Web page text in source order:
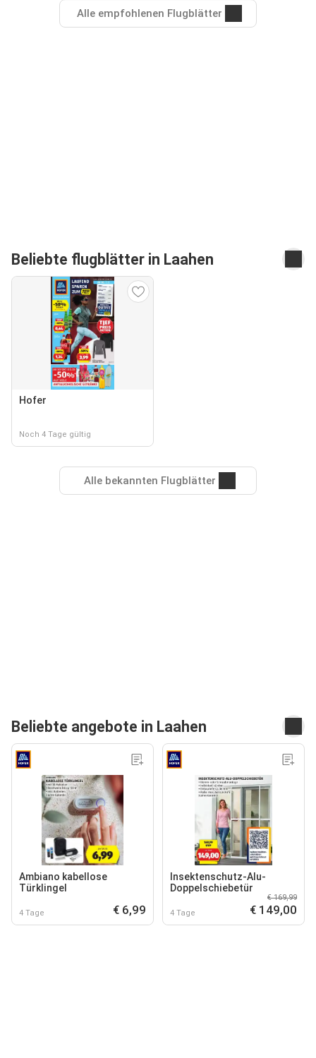
Alle empfohlenen Flugblätter
Beliebte flugblätter in Laahen
Hofer
Noch 4 Tage gültig
Alle bekannten Flugblätter
Beliebte angebote in Laahen
Ambiano kabellose
Türklingel
4 Tage € 6,99
Insektenschutz-Alu-
Doppelschiebetür
4 Tage
€ 169,99
€ 149,00